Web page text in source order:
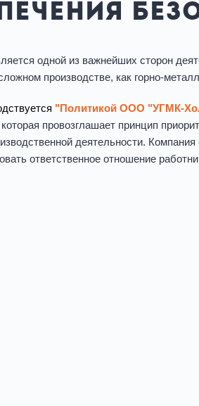
одной из важнейших сторон
производстве, как горно-
"Политикой ООО "УГМК-
которая провозглашает принцип
деятельности.
ответственное отношение